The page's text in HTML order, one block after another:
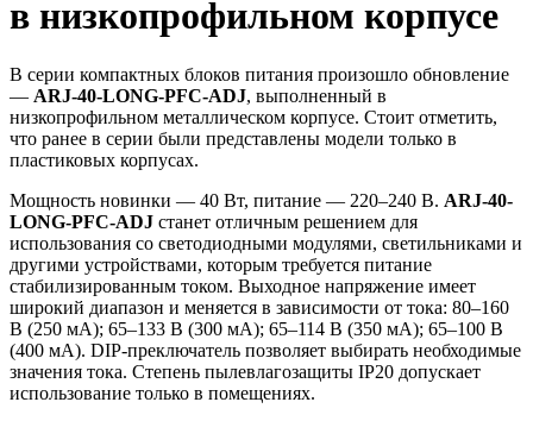
в низкопрофильном корпусе
В серии компактных блоков питания произошло обновление
— ARJ-40-LONG-PFC-ADJ, выполненный в
низкопрофильном металлическом корпусе. Стоит отметить,
что ранее в серии были представлены модели только в
пластиковых корпусах.
Мощность новинки — 40 Вт, питание — 220–240 В. ARJ-40-
LONG-PFC-ADJ станет отличным решением для
использования со светодиодными модулями, светильниками и
другими устройствами, которым требуется питание
стабилизированным током. Выходное напряжение имеет
широкий диапазон и меняется в зависимости от тока: 80–160
В (250 мА); 65–133 В (300 мА); 65–114 В (350 мА); 65–100 В
(400 мА). DIP-преключатель позволяет выбирать необходимые
значения тока. Степень пылевлагозащиты IP20 допускает
использование только в помещениях.